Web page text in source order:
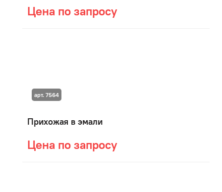
Цена по запросу
Прихожая в эмали
Цена по запросу
арт. 7564